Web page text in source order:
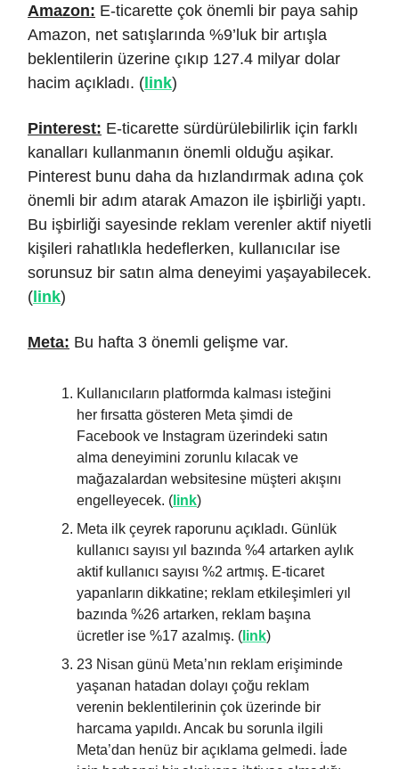
Amazon: E-ticarette çok önemli bir paya sahip
Amazon, net satışlarında %9’luk bir artışla
beklentilerin üzerine çıkıp 127.4 milyar dolar
hacim açıkladı. (link)
Pinterest: E-ticarette sürdürülebilirlik için farklı
kanalları kullanmanın önemli olduğu aşikar.
Pinterest bunu daha da hızlandırmak adına çok
önemli bir adım atarak Amazon ile işbirliği yaptı.
Bu işbirliği sayesinde reklam verenler aktif niyetli
kişileri rahatlıkla hedeflerken, kullanıcılar ise
sorunsuz bir satın alma deneyimi yaşayabilecek.
(link)
Meta: Bu hafta 3 önemli gelişme var.
Kullanıcıların platformda kalması isteğini
her fırsatta gösteren Meta şimdi de
Facebook ve Instagram üzerindeki satın
alma deneyimini zorunlu kılacak ve
mağazalardan websitesine müşteri akışını
engelleyecek. ( link)
Meta ilk çeyrek raporunu açıkladı. Günlük
kullanıcı sayısı yıl bazında %4 artarken aylık
aktif kullanıcı sayısı %2 artmış. E-ticaret
yapanların dikkatine; reklam etkileşimleri yıl
bazında %26 artarken, reklam başına
ücretler ise %17 azalmış. ( link)
23 Nisan günü Meta’nın reklam erişiminde
yaşanan hatadan dolayı çoğu reklam
verenin beklentilerinin çok üzerinde bir
harcama yapıldı. Ancak bu sorunla ilgili
Meta’dan henüz bir açıklama gelmedi. İade